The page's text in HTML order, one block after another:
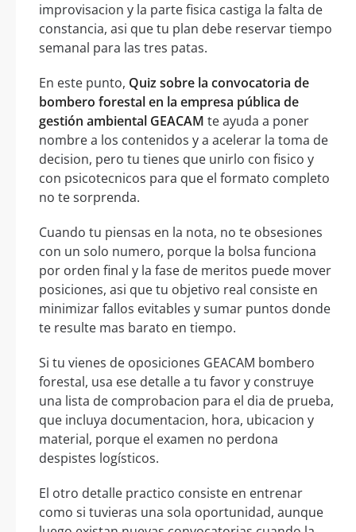
improvisacion y la parte fisica castiga la falta de
constancia, asi que tu plan debe reservar tiempo
semanal para las tres patas.
En este punto, Quiz sobre la convocatoria de
bombero forestal en la empresa pública de
gestión ambiental GEACAM te ayuda a poner
nombre a los contenidos y a acelerar la toma de
decision, pero tu tienes que unirlo con fisico y
con psicotecnicos para que el formato completo
no te sorprenda.
Cuando tu piensas en la nota, no te obsesiones
con un solo numero, porque la bolsa funciona
por orden final y la fase de meritos puede mover
posiciones, asi que tu objetivo real consiste en
minimizar fallos evitables y sumar puntos donde
te resulte mas barato en tiempo.
Si tu vienes de oposiciones GEACAM bombero
forestal, usa ese detalle a tu favor y construye
una lista de comprobacion para el dia de prueba,
que incluya documentacion, hora, ubicacion y
material, porque el examen no perdona
despistes logísticos.
El otro detalle practico consiste en entrenar
como si tuvieras una sola oportunidad, aunque